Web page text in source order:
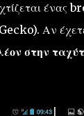
ένας
Αν
στην